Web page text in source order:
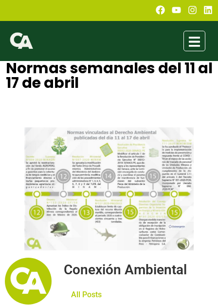
Normas semanales del 11 al
17 de abril
Conexión Ambiental
All Posts